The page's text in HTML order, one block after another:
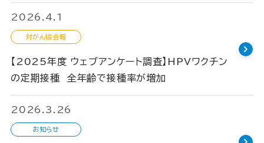
2026.4.1
対がん協会報
【2025年度 ウェブアンケート調査】HPVワクチン
の定期接種 全年齢で接種率が増加
2026.3.26
お知らせ